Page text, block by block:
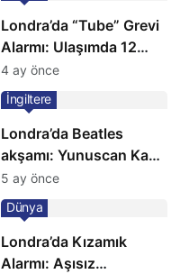
Londra’da “Tube” Grevi
Alarmı: Ulaşımda 12
Günlük Kaos Kapıda
4 ay önce
Londra’da Beatles
akşamı: Yunuscan Kaya
klasik yorumuyla
sahnede
İngiltere
5 ay önce
Londra’da Kızamık
Alarmı: Aşısız
Dünya